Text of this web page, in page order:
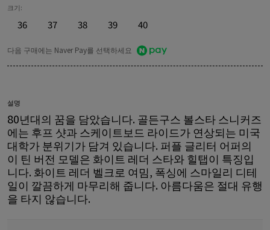
크기:
36 37 38 39 40
다음 구매에는 Naver Pay를 선택하세요
설명
80년대의 꿈을 담았습니다. 골든구스 볼스타 스니커즈
에는 후프 샷과 스케이트보드 라이드가 연상되는 미국
대학가 분위기가 담겨 있습니다. 퍼플 글리터 어퍼의
이 틴 버전 모델은 화이트 레더 스타와 힐탭이 특징입
니다. 화이트 레더 벨크로 여밈, 폭싱에 스마일리 디테
일이 깔끔하게 마무리해 줍니다. 아름다움은 절대 유행
을 타지 않습니다.